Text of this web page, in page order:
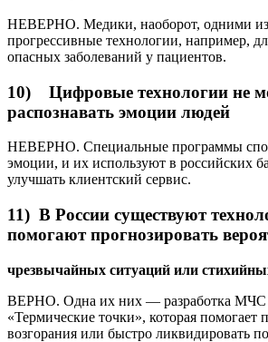
НЕВЕРНО. Медики, наоборот, одними из
прогрессивные технологии, например,
опасных заболеваний у пациентов.
10) Цифровые технологии не
распознавать эмоции людей
НЕВЕРНО. Специальные программы
эмоции, и их используют в российских
улучшать клиентский сервис.
11) В России существуют
помогают прогнозировать
чрезвычайных ситуаций или
ВЕРНО. Одна их них — разработка МЧС
«Термические точки», которая помогает
возгорания или быстро ликвидировать